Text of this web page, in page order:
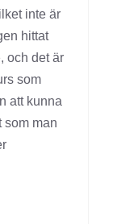
inte är
hittat
och det är
som
att kunna
som man